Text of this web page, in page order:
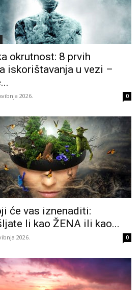
okrutnost: 8 prvih
iskorištavanja u vezi –
2026. 0
će vas iznenaditi:
li kao ŽENA ili kao...
2026. 0